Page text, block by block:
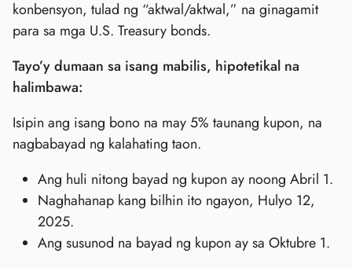
konbensyon, tulad ng “aktwal/aktwal,” na ginagamit
para sa mga U.S. Treasury bonds.
Tayo’y dumaan sa isang mabilis, hipotetikal na
halimbawa:
Isipin ang isang bono na may 5% taunang kupon, na
nagbabayad ng kalahating taon.
Ang huli nitong bayad ng kupon ay noong Abril 1.
Naghahanap kang bilhin ito ngayon, Hulyo 12,
2025.
Ang susunod na bayad ng kupon ay sa Oktubre 1.